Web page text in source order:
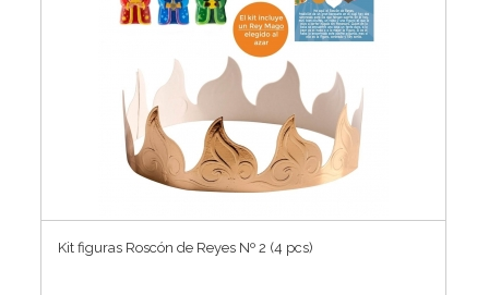
Kit figuras Roscón de Reyes Nº 2 (4 pcs)